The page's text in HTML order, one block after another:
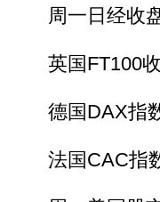
周一日经收盘
英国FT100收
德国DAX指数
法国CAC指数